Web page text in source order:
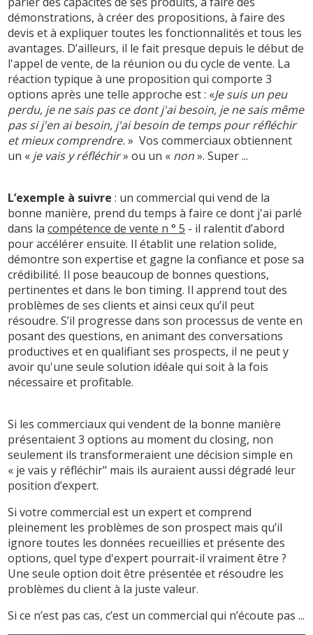
démonstrations, à créer des propositions, à faire des
devis et à expliquer toutes les fonctionnalités et tous les
avantages. D’ailleurs, il le fait presque depuis le début de
l'appel de vente, de la réunion ou du cycle de vente. La
réaction typique à une proposition qui comporte 3
options après une telle approche est : «Je suis un peu
perdu, je ne sais pas ce dont j'ai besoin, je ne sais même
pas si j'en ai besoin, j'ai besoin de temps pour réfléchir
et mieux comprendre.» Vos commerciaux obtiennent
un « je vais y réfléchir» ou un « non». Super ...
L’exemple à suivre : un commercial qui vend de la
bonne manière, prend du temps à faire ce dont j'ai parlé
dans lacompétence de vente n ° 5 - il ralentit d’abord
pour accélérer ensuite. Il établit une relation solide,
démontre son expertise et gagne la confiance et pose sa
crédibilité. Il pose beaucoup de bonnes questions,
pertinentes et dans le bon timing. Il apprend tout des
problèmes de ses clients et ainsi ceux qu’il peut
résoudre. S’il progresse dans son processus de vente en
posant des questions, en animant des conversations
productives et en qualifiant ses prospects, il ne peut y
avoir qu'une seule solution idéale qui soit à la fois
nécessaire et profitable.
Si les commerciaux qui vendent de la bonne manière
présentaient 3 options au moment du closing, non
seulement ils transformeraient une décision simple en
« je vais y réfléchir" mais ils auraient aussi dégradé leur
position d’expert.
Si votre commercial est un expert et comprend
pleinement les problèmes de son prospect mais qu’il
ignore toutes les données recueillies et présente des
options, quel type d'expert pourrait-il vraiment être ?
Une seule option doit être présentée et résoudre les
problèmes du client à la juste valeur.
Si ce n’est pas cas, c’est un commercial qui n’écoute pas ...